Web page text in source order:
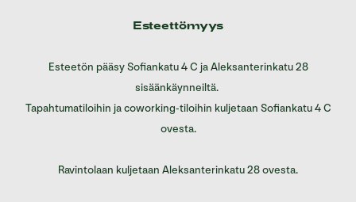
Esteettömyys
Esteetön pääsy Sofiankatu 4 C ja Aleksanterinkatu 28
sisäänkäynneiltä.
Tapahtumatiloihin ja coworking-tiloihin kuljetaan Sofiankatu 4 C
ovesta.
Ravintolaan kuljetaan Aleksanterinkatu 28 ovesta.